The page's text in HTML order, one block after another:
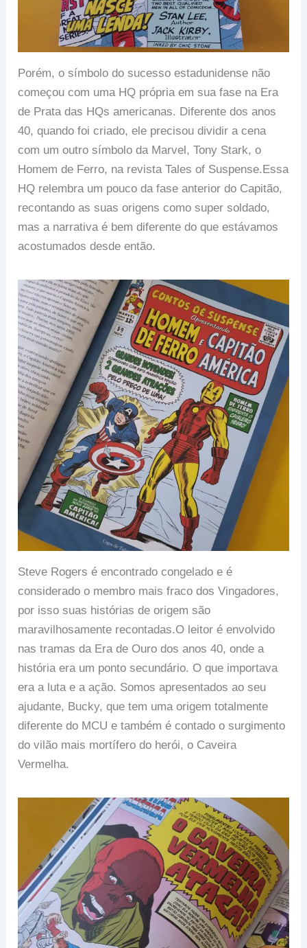
Porém, o símbolo do sucesso estadunidense não
começou com uma HQ própria em sua fase na Era
de Prata das HQs americanas. Diferente dos anos
40, quando foi criado, ele precisou dividir a cena
com um outro símbolo da Marvel, Tony Stark, o
Homem de Ferro, na revista Tales of Suspense.Essa
HQ relembra um pouco da fase anterior do Capitão,
recontando as suas origens como super soldado,
mas a narrativa é bem diferente do que estávamos
acostumados desde então.
Steve Rogers é encontrado congelado e é
considerado o membro mais fraco dos Vingadores,
por isso suas histórias de origem são
maravilhosamente recontadas.O leitor é envolvido
nas tramas da Era de Ouro dos anos 40, onde a
história era um ponto secundário. O que importava
era a luta e a ação. Somos apresentados ao seu
ajudante, Bucky, que tem uma origem totalmente
diferente do MCU e também é contado o surgimento
do vilão mais mortífero do herói, o Caveira
Vermelha.